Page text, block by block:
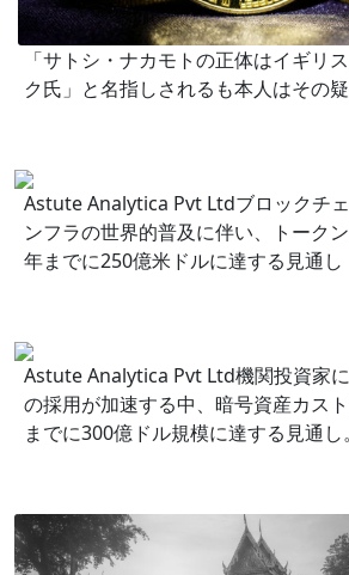
「サトシ・ナカモトの正体はイギリ
ク氏」と名指しされるも本人はその
Astute Analytica Pvt Ltdブロックチ
ンフラの世界的普及に伴い、トーク
年までに250億米ドルに達する見通し
Astute Analytica Pvt Ltd機関投資家
の採用が加速する中、暗号資産カス
までに300億ドル規模に達する見通し。